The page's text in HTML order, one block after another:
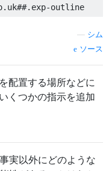
シム
ソース
配置する場所などに
くつかの指示を追加
実以外にどのような